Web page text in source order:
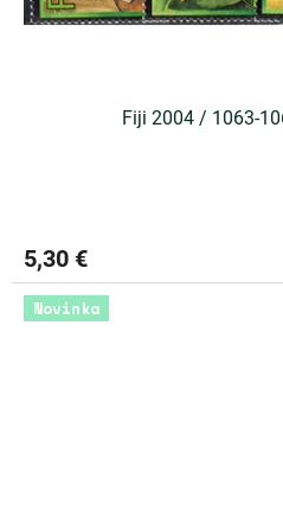
Fiji 2004 / 1063-
5,30 €
Novinka